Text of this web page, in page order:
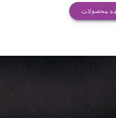
محصولات